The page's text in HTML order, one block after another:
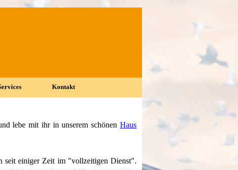
▼ ▼
Kontakt
lebe mit ihr in unserem schönen Haus
seit einiger Zeit im "vollzeitigen Dienst".